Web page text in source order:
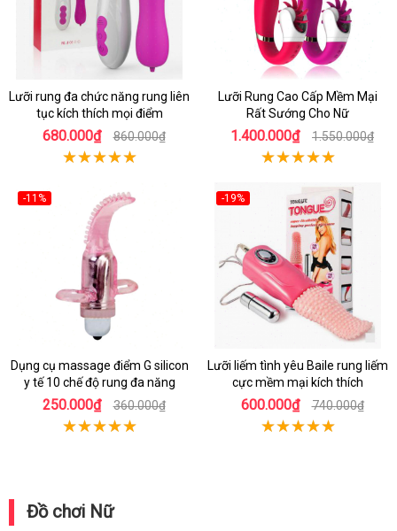
Lưỡi rung đa chức năng rung liên
tục kích thích mọi điểm
680.000₫ 860.000₫
Lưỡi Rung Cao Cấp Mềm Mại
Rất Sướng Cho Nữ
1.400.000₫ 1.550.000₫
-11%
Dụng cụ massage điểm G silicon
y tế 10 chế độ rung đa năng
250.000₫ 360.000₫
-19%
Lưỡi liếm tình yêu Baile rung liếm
cực mềm mại kích thích
600.000₫ 740.000₫
Đồ chơi Nữ